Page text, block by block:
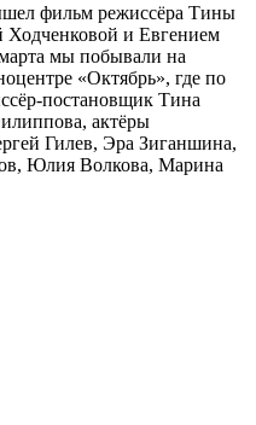
фильм режиссёра Тины
Ходченковой и Евгением
мы побывали на
«Октябрь», где по
постановщик Тина
актёры
Гилев, Эра Зиганшина,
Юлия Волкова, Марина